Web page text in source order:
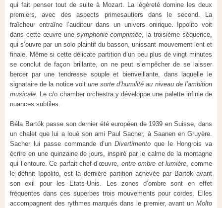
qui fait penser tout de suite à Mozart. La légèreté domine les deux
premiers, avec des aspects primesautiers dans le second. La
fraîcheur entraîne l’auditeur dans un univers onirique. Ippolito voit
dans cette œuvre une symphonie comprimée , la troisième séquence,
qui s’ouvre par un solo plaintif du basson, unissant mouvement lent et
finale. Même si cette délicate partition d’un peu plus de vingt minutes
se conclut de façon brillante, on ne peut s’empêcher de se laisser
bercer par une tendresse souple et bienveillante, dans laquelle le
signataire de la notice voit une sorte d’humilité au niveau de l’ambition
musicale . Le c/o chamber orchestra y développe une palette infinie de
nuances subtiles.
Béla Bartók passe son dernier été européen de 1939 en Suisse, dans
un chalet que lui a loué son ami Paul Sacher, à Saanen en Gruyère.
Sacher lui passe commande d’unDivertimento que le Hongrois va
écrire en une quinzaine de jours, inspiré par le calme de la montagne
qui l’entoure. Ce parfait chef-d’œuvre, entre ombre et lumière , comme
le définit Ippolito, est la dernière partition achevée par Bartók avant
son exil pour les Etats-Unis. Les zones d’ombre sont en effet
fréquentes dans ces superbes trois mouvements pour cordes. Elles
accompagnent des rythmes marqués dans le premier, avant un Molto